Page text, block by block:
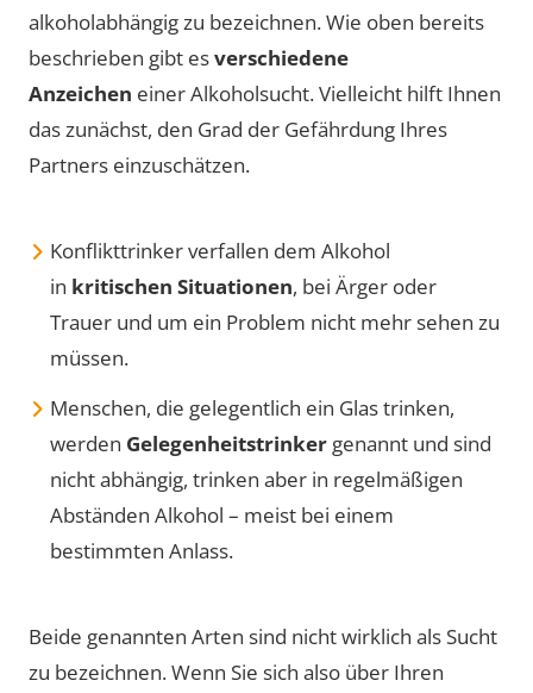
alkoholabhängig zu bezeichnen. Wie oben bereits
beschrieben gibt esverschiedene
Anzeichen einer Alkoholsucht. Vielleicht hilft Ihnen
das zunächst, den Grad der Gefährdung Ihres
Partners einzuschätzen.
Konflikttrinker verfallen dem Alkohol
in kritischen Situationen, bei Ärger oder
Trauer und um ein Problem nicht mehr sehen zu
müssen.
Menschen, die gelegentlich ein Glas trinken,
werden Gelegenheitstrinker genannt und sind
nicht abhängig, trinken aber in regelmäßigen
Abständen Alkohol – meist bei einem
bestimmten Anlass.
Beide genannten Arten sind nicht wirklich als Sucht
zu bezeichnen. Wenn Sie sich also über Ihren